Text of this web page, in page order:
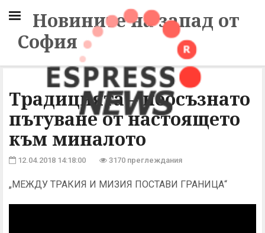
Новините на запад от
София
Традицията – неосъзнато
пътуване от настоящето
към миналото
12.04.2018 14:18:00 3170 преглеждания
„МЕЖДУ ТРАКИЯ И МИЗИЯ ПОСТАВИ ГРАНИЦА“